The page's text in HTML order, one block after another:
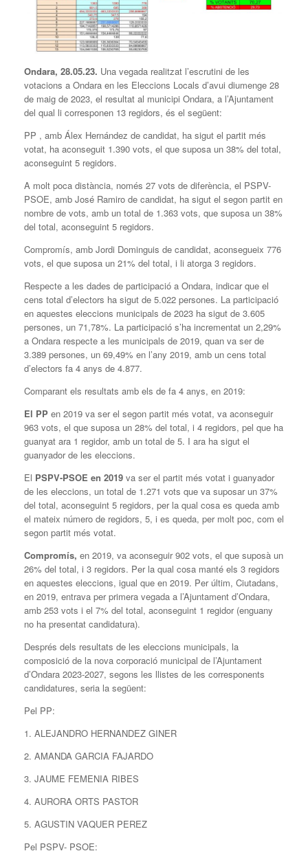
Ondara, 28.05.23. Una vegada realitzat l’escrutini de les
votacions a Ondara en les Eleccions Locals d’avui diumenge 28
de maig de 2023, el resultat al municipi Ondara, a l’Ajuntament
del qual li corresponen 13 regidors, és el següent:
PP , amb Álex Hernández de candidat, ha sigut el partit més
votat, ha aconseguit 1.390 vots, el que suposa un 38% del total,
aconseguint 5 regidors.
A molt poca distància, només 27 vots de diferència, el PSPV-
PSOE, amb José Ramiro de candidat, ha sigut el segon partit en
nombre de vots, amb un total de 1.363 vots, que suposa un 38%
del total, aconseguint 5 regidors.
Compromís, amb Jordi Dominguis de candidat, aconsegueix 776
vots, el que suposa un 21% del total, i li atorga 3 regidors.
Respecte a les dades de participació a Ondara, indicar que el
cens total d’electors ha sigut de 5.022 persones. La participació
en aquestes eleccions municipals de 2023 ha sigut de 3.605
persones, un 71,78%. La participació s’ha incrementat un 2,29%
a Ondara respecte a les municipals de 2019, quan va ser de
3.389 persones, un 69,49% en l’any 2019, amb un cens total
d’electors fa 4 anys de 4.877.
Comparant els resultats amb els de fa 4 anys, en 2019:
El PP en 2019 va ser el segon partit més votat, va aconseguir
963 vots, el que suposa un 28% del total, i 4 regidors, pel que ha
guanyat ara 1 regidor, amb un total de 5. I ara ha sigut el
guanyador de les eleccions.
El PSPV-PSOE en 2019 va ser el partit més votat i guanyador
de les eleccions, un total de 1.271 vots que va suposar un 37%
del total, aconseguint 5 regidors, per la qual cosa es queda amb
el mateix número de regidors, 5, i es queda, per molt poc, com el
segon partit més votat.
Compromís, en 2019, va aconseguir 902 vots, el que suposà un
26% del total, i 3 regidors. Per la qual cosa manté els 3 regidors
en aquestes eleccions, igual que en 2019. Per últim, Ciutadans,
en 2019, entrava per primera vegada a l’Ajuntament d’Ondara,
amb 253 vots i el 7% del total, aconseguint 1 regidor (enguany
no ha presentat candidatura).
Després dels resultats de les eleccions municipals, la
composició de la nova corporació municipal de l’Ajuntament
d’Ondara 2023-2027, segons les llistes de les corresponents
candidatures, seria la següent:
Pel PP:
1. ALEJANDRO HERNANDEZ GINER
2. AMANDA GARCIA FAJARDO
3. JAUME FEMENIA RIBES
4. AURORA ORTS PASTOR
5. AGUSTIN VAQUER PEREZ
Pel PSPV- PSOE: